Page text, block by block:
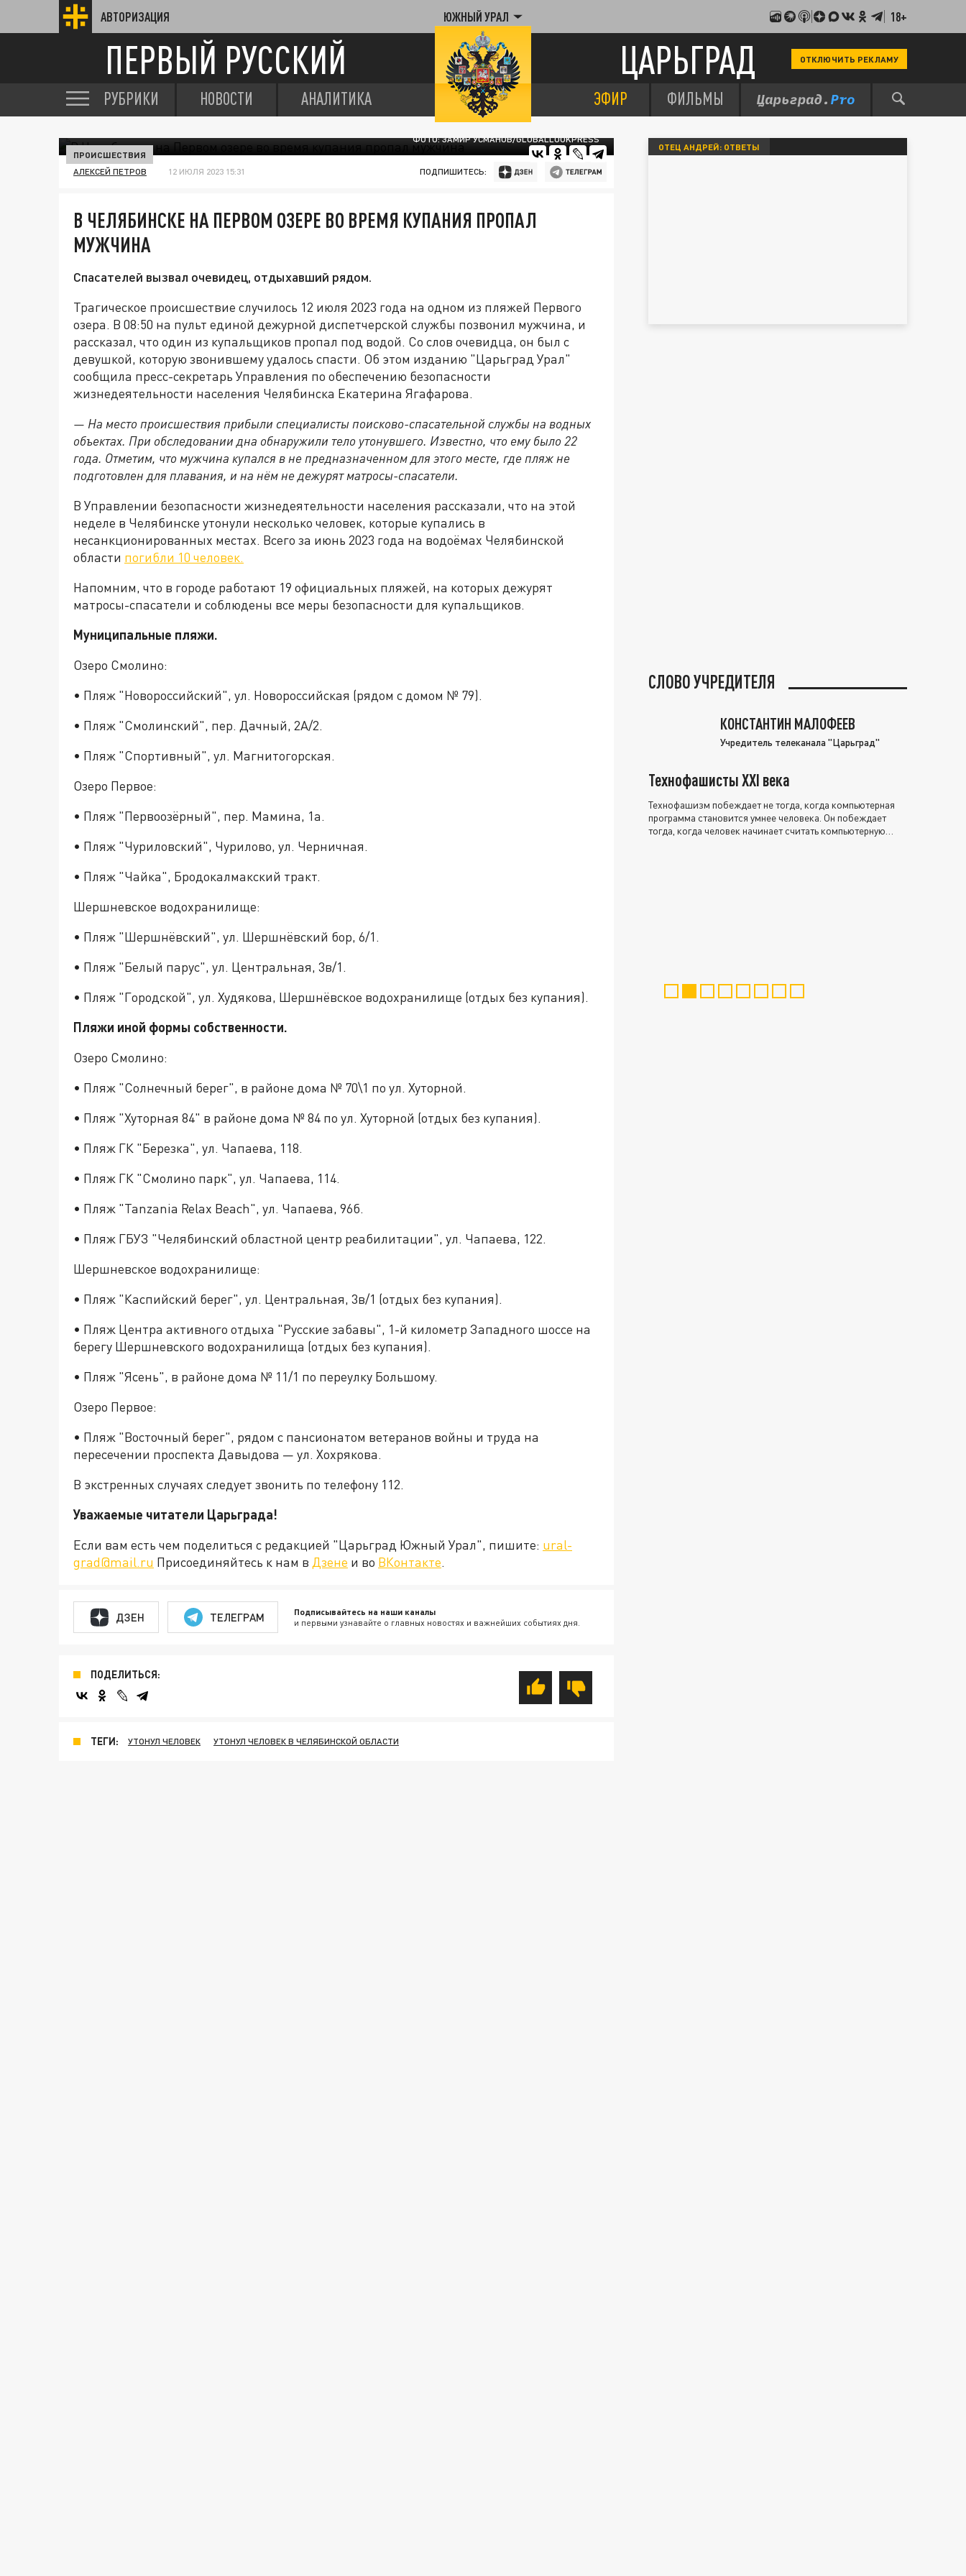
АВТОРИЗАЦИЯ ЮЖНЫЙ УРАЛ 18+
ПЕРВЫЙ РУССКИЙ ЦАРЬГРАД ОТКЛЮЧИТЬ РЕКЛАМУ
РУБРИКИ НОВОСТИ АНАЛИТИКА ЭФИР ФИЛЬМЫ
ФОТО: ЗАМИР УСМАНОВ/GLOBALLOOKPRESS
ПРОИСШЕСТВИЯ
АЛЕКСЕЙ ПЕТРОВ 12 ИЮЛЯ 2023 15:31 ПОДПИШИТЕСЬ:
В ЧЕЛЯБИНСКЕ НА ПЕРВОМ ОЗЕРЕ ВО ВРЕМЯ КУПАНИЯ ПРОПАЛ
МУЖЧИНА
Спасателей вызвал очевидец, отдыхавший рядом.
Трагическое происшествие случилось 12 июля 2023 года на одном из пляжей Первого
озера. В 08:50 на пульт единой дежурной диспетчерской службы позвонил мужчина, и
рассказал, что один из купальщиков пропал под водой. Со слов очевидца, он был с
девушкой, которую звонившему удалось спасти. Об этом изданию "Царьград Урал"
сообщила пресс-секретарь Управления по обеспечению безопасности
жизнедеятельности населения Челябинска Екатерина Ягафарова.
— На место происшествия прибыли специалисты поисково-спасательной службы на водных
объектах. При обследовании дна обнаружили тело утонувшего. Известно, что ему было 22
года. Отметим, что мужчина купался в не предназначенном для этого месте, где пляж не
подготовлен для плавания, и на нём не дежурят матросы-спасатели.
В Управлении безопасности жизнедеятельности населения рассказали, что на этой
неделе в Челябинске утонули несколько человек, которые купались в
несанкционированных местах. Всего за июнь 2023 года на водоёмах Челябинской
области погибли 10 человек.
Напомним, что в городе работают 19 официальных пляжей, на которых дежурят
матросы-спасатели и соблюдены все меры безопасности для купальщиков.
Муниципальные пляжи.
Озеро Смолино:
• Пляж "Новороссийский", ул. Новороссийская (рядом с домом № 79).
• Пляж "Смолинский", пер. Дачный, 2А/2.
• Пляж "Спортивный", ул. Магнитогорская.
Озеро Первое:
• Пляж "Первоозёрный", пер. Мамина, 1а.
• Пляж "Чуриловский", Чурилово, ул. Черничная.
• Пляж "Чайка", Бродокалмакский тракт.
Шершневское водохранилище:
• Пляж "Шершнёвский", ул. Шершнёвский бор, 6/1.
• Пляж "Белый парус", ул. Центральная, 3в/1.
• Пляж "Городской", ул. Худякова, Шершнёвское водохранилище (отдых без купания).
Пляжи иной формы собственности.
Озеро Смолино:
• Пляж "Солнечный берег", в районе дома № 70\1 по ул. Хуторной.
• Пляж "Хуторная 84" в районе дома № 84 по ул. Хуторной (отдых без купания).
• Пляж ГК "Березка", ул. Чапаева, 118.
• Пляж ГК "Смолино парк", ул. Чапаева, 114.
• Пляж "Tanzania Relax Beach", ул. Чапаева, 96б.
• Пляж ГБУЗ "Челябинский областной центр реабилитации", ул. Чапаева, 122.
Шершневское водохранилище:
• Пляж "Каспийский берег", ул. Центральная, 3в/1 (отдых без купания).
• Пляж Центра активного отдыха "Русские забавы", 1-й километр Западного шоссе на
берегу Шершневского водохранилища (отдых без купания).
• Пляж "Ясень", в районе дома № 11/1 по переулку Большому.
Озеро Первое:
• Пляж "Восточный берег", рядом с пансионатом ветеранов войны и труда на
пересечении проспекта Давыдова — ул. Хохрякова.
В экстренных случаях следует звонить по телефону 112.
Уважаемые читатели Царьграда!
Если вам есть чем поделиться с редакцией "Царьград Южный Урал", пишите: ural-
grad@mail.ru Присоединяйтесь к нам в Дзене и во ВКонтакте.
ДЗЕН ТЕЛЕГРАМ Подписывайтесь на наши каналы
и первыми узнавайте о главных новостях и важнейших событиях дня.
ПОДЕЛИТЬСЯ:
ТЕГИ: УТОНУЛ ЧЕЛОВЕК УТОНУЛ ЧЕЛОВЕК В ЧЕЛЯБИНСКОЙ ОБЛАСТИ
ОТЕЦ АНДРЕЙ: ОТВЕТЫ
СЛОВО УЧРЕДИТЕЛЯ
КОНСТАНТИН МАЛОФЕЕВ
Учредитель телеканала "Царьград"
Технофашисты XXI века
Технофашизм побеждает не тогда, когда компьютерная
программа становится умнее человека. Он побеждает
тогда, когда человек начинает считать компьютерную